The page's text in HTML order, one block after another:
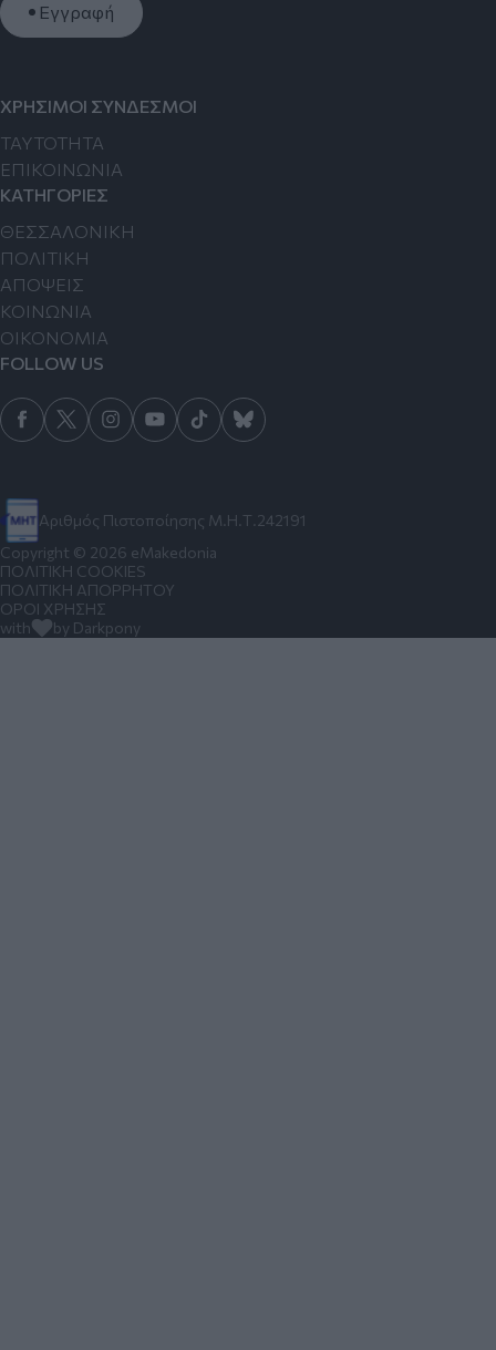
Εγγραφή
Αριθμός Πιστοποίησης Μ.Η.Τ.242191
ΧΡΗΣΙΜΟΙ ΣΥΝΔΕΣΜΟΙ
TAYTOTHTA
ΕΠΙΚΟΙΝΩΝΙΑ
ΚΑΤΗΓΟΡΙΕΣ
ΘΕΣΣΑΛΟΝΙΚΗ
ΠΟΛΙΤΙΚΗ
ΑΠΟΨΕΙΣ
ΚΟΙΝΩΝΙΑ
ΟΙΚΟΝΟΜΙΑ
FOLLOW US
Copyright © 2026 eMakedonia
ΠΟΛΙΤΙΚΗ COOKIES
ΠΟΛΙΤΙΚΗ ΑΠΟΡΡΗΤΟΥ
ΟΡΟΙ ΧΡΗΣΗΣ
with
by Darkpony